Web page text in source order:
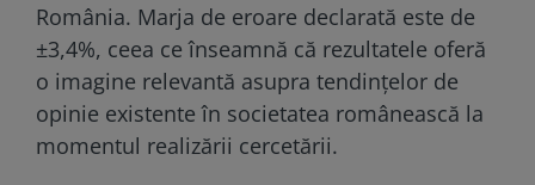
România. Marja de eroare declarată este de
±3,4%, ceea ce înseamnă că rezultatele oferă
o imagine relevantă asupra tendințelor de
opinie existente în societatea românească la
momentul realizării cercetării.